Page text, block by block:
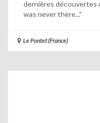
dernières découvertes
was never there..."
Le Pontet (France)